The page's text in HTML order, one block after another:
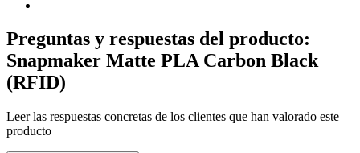
Preguntas y respuestas del producto:
Snapmaker Matte PLA Carbon Black
(RFID)
Leer las respuestas concretas de los clientes que han valorado este
producto